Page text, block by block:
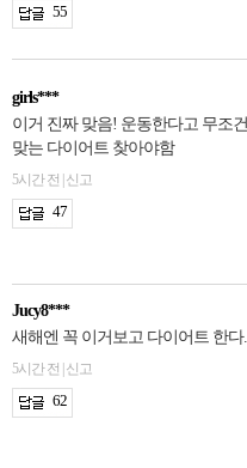
55
girls***
이거 진짜 맞음! 운동한다고 무조
맞는 다이어트 찾아야함
5시간 전 | 신고
47
Jucy8***
새해엔 꼭 이거보고 다이어트 한
5시간 전 | 신고
62